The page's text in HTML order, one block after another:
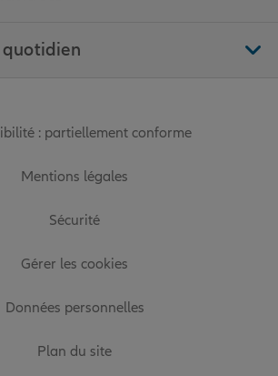
quotidien
: partiellement conforme
Mentions légales
Sécurité
Gérer les cookies
Données personnelles
Plan du site